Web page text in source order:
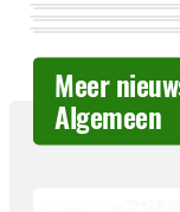
Meer
Algemeen